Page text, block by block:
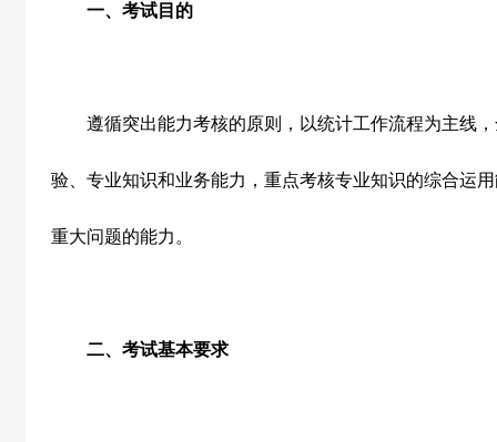
一、考试目的
遵循突出能力考核的原则，以统计工作流程为主线，
验、专业知识和业务能力，重点考核专业知识的综合运
重大问题的能力。
二、考试基本要求